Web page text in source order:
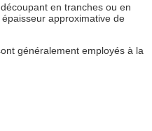
en tranches ou en
approximative de
généralement employés à la